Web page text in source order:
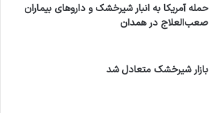
حمله آمریکا به انبار شیرخشک و داروهای بیماران
صعب‌العلاج در همدان
بازار شیرخشک متعادل شد